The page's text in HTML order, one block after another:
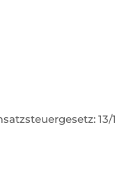
13/